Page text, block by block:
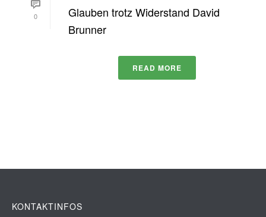
0
Glauben trotz Widerstand David
Brunner
READ MORE
KONTAKTINFOS